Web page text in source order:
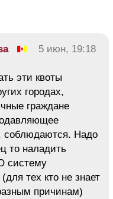
5 июн, 19:18
эти квоты
городах,
граждане
соблюдаются. Надо
то наладить
тех кто не знает
причинам)